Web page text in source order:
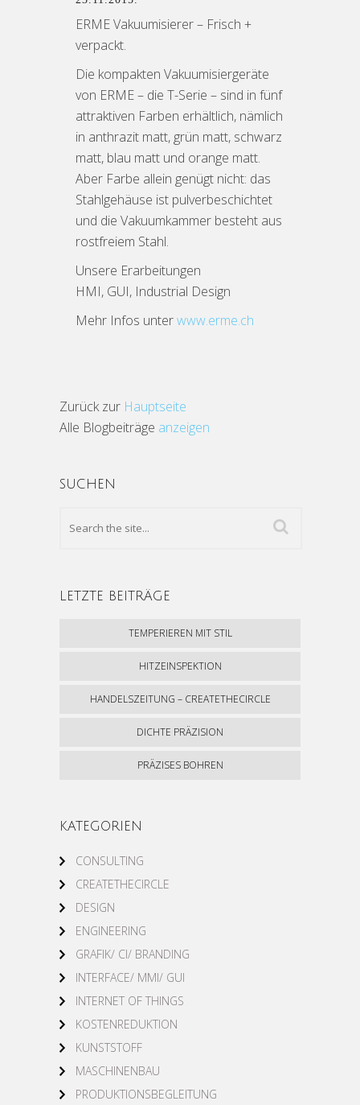
ERME Vakuumisierer – Frisch +
verpackt.
Die kompakten Vakuumisiergeräte
von ERME – die T-Serie – sind in fünf
attraktiven Farben erhältlich, nämlich
in anthrazit matt, grün matt, schwarz
matt, blau matt und orange matt.
Aber Farbe allein genügt nicht: das
Stahlgehäuse ist pulverbeschichtet
und die Vakuumkammer besteht aus
rostfreiem Stahl.
Unsere Erarbeitungen
HMI, GUI, Industrial Design
Mehr Infos unterwww.erme.ch
Zurück zur Hauptseite
Alle Blogbeiträge anzeigen
SUCHEN
LETZTE BEITRÄGE
TEMPERIEREN MIT STIL
HITZEINSPEKTION
HANDELSZEITUNG – CREATETHECIRCLE
DICHTE PRÄZISION
PRÄZISES BOHREN
KATEGORIEN
CONSULTING
CREATETHECIRCLE
DESIGN
ENGINEERING
GRAFIK/ CI/ BRANDING
INTERFACE/ MMI/ GUI
INTERNET OF THINGS
KOSTENREDUKTION
KUNSTSTOFF
MASCHINENBAU
PRODUKTIONSBEGLEITUNG